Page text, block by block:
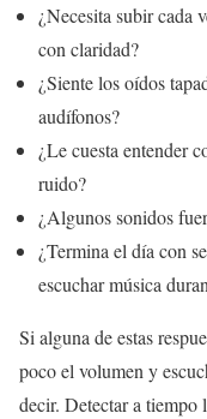
¿Necesita subir cada
con claridad?
¿Siente los oídos
audífonos?
¿Le cuesta entender
ruido?
¿Algunos sonidos
¿Termina el día con
escuchar música
Si alguna de estas
poco el volumen y
decir. Detectar a tiempo